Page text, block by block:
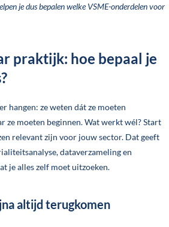
je dus bepalen welke VSME-onderdelen voor
praktijk: hoe bepaal je
hangen: ze weten dát ze moeten
ze moeten beginnen. Wat werkt wél? Start
relevant zijn voor jouw sector. Dat geeft
dataverzameling en
je alles zelf moet uitzoeken.
altijd terugkomen